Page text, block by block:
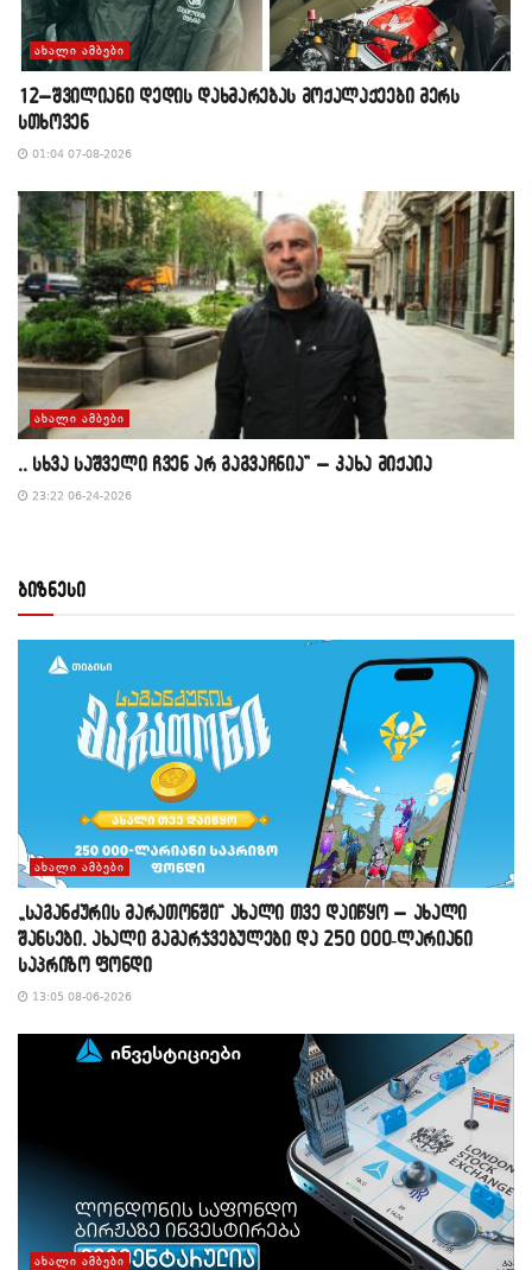
ᲐᲮᲐᲚᲘ ᲐᲛᲑᲔᲑᲘ
12–შვილიანი დედის დახმარებას მოქალაქეები მერს
სთხოვენ
01:04 07-08-2026
ᲐᲮᲐᲚᲘ ᲐᲛᲑᲔᲑᲘ
,, სხვა საშველი ჩვენ არ გაგვაჩნია” – კახა მიქაია
23:22 06-24-2026
ბიზნესი
ᲐᲮᲐᲚᲘ ᲐᲛᲑᲔᲑᲘ
„საგანძურის მარათონში“ ახალი თვე დაიწყო – ახალი
შანსები, ახალი გამარჯვებულები და 250 000-ლარიანი
საპრიზო ფონდი
13:05 08-06-2026
ᲐᲮᲐᲚᲘ ᲐᲛᲑᲔᲑᲘ